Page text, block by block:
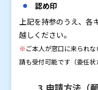
認め印
上記を持参のうえ、
越しください。
※ ご本人が窓口に来られ
請も受付可能です（委任状